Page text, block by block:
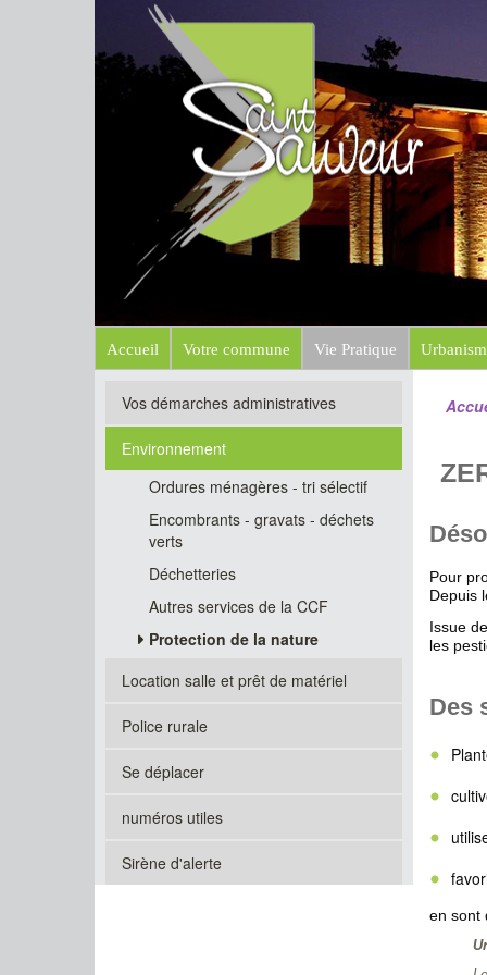
Site officiel
Accueil Votre commune Vie Pratique
Pour
Depuis
Issue
les
Des
en sont
Vos démarches administratives
Environnement
Ordures ménagères - tri sélectif
Encombrants - gravats - déchets
verts
Déchetteries
Autres services de la CCF
Protection de la nature
Location salle et prêt de matériel
Police rurale
Se déplacer
numéros utiles
Sirène d'alerte